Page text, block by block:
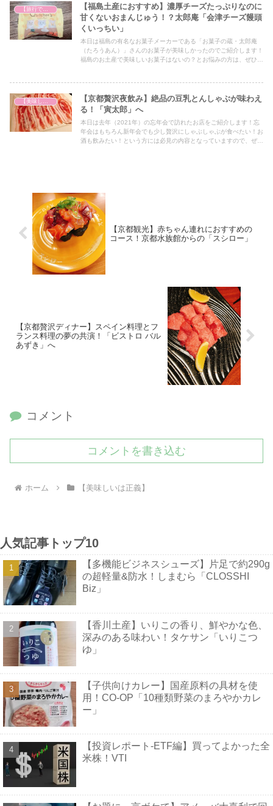
【旅行で心を癒そう】
【福島土産におすすめ】濃厚チーズたっぷりなのに
甘くないおまんじゅう！？太郎庵「会津チーズ饅頭
くいっちい」
本日は福島の有名なお菓子メーカーである「お菓子の蔵・太郎庵
（たろうあん）」さんのお菓子が美味しかったのでご紹介します！
福島のお土産で美味しいお菓子はないの？とお悩みの方は、ぜひア
【美味しいは正義】
【京都贅沢夜飲み】絶品の豆乳とんしゃぶが味わえ
る！「寅太郎」へ
本日は去年（2021年）の忘年会で訪れたお店をご紹介します！忘
年会はもちろん新年会でも少し贅沢にしゃぶしゃぶが食べたい！お
酒も飲みたい！という方には必見の内容となっていますので、ぜひ
【京都観光】赤ちゃん連れにおすすめの
コース！京都水族館からの「スシロー」
【京都贅沢ディナー】スペイン料理とフ
ランス料理の夢の共演！「ビストロ バル
あずき」へ
コメント
コメントを書き込む
ホーム 【美味しいは正義】
人気記事トップ10
【多機能ビジネスシューズ】片足で約290g
の超軽量&防水！しまむら「CLOSSHI
Biz」
【香川土産】いりこの香り、鮮やかな色、
深みのある味わい！タケサン「いりこつ
ゆ」
【子供向けカレー】国産原料の具材を使
用！CO-OP「10種類野菜のまろやかカレ
ー」
【投資レポート-ETF編】買ってよかった全
米株！VTI